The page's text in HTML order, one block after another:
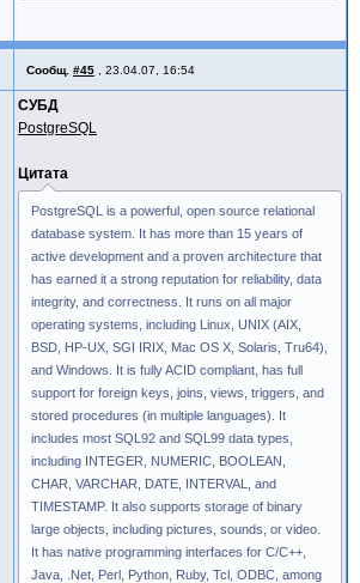
Сообщ. #45 23.04.07, 16:54
СУБД
PostgreSQL
Цитата
PostgreSQL is a powerful, open source relational
database system. It has more than 15 years of
active development and a proven architecture that
has earned it a strong reputation for reliability, data
integrity, and correctness. It runs on all major
operating systems, including Linux, UNIX (AIX,
BSD, HP-UX, SGI IRIX, Mac OS X, Solaris, Tru64),
and Windows. It is fully ACID compliant, has full
support for foreign keys, joins, views, triggers, and
stored procedures (in multiple languages). It
includes most SQL92 and SQL99 data types,
including INTEGER, NUMERIC, BOOLEAN,
CHAR, VARCHAR, DATE, INTERVAL, and
TIMESTAMP. It also supports storage of binary
large objects, including pictures, sounds, or video.
It has native programming interfaces for C/C++,
Java, .Net, Perl, Python, Ruby, Tcl, ODBC, among